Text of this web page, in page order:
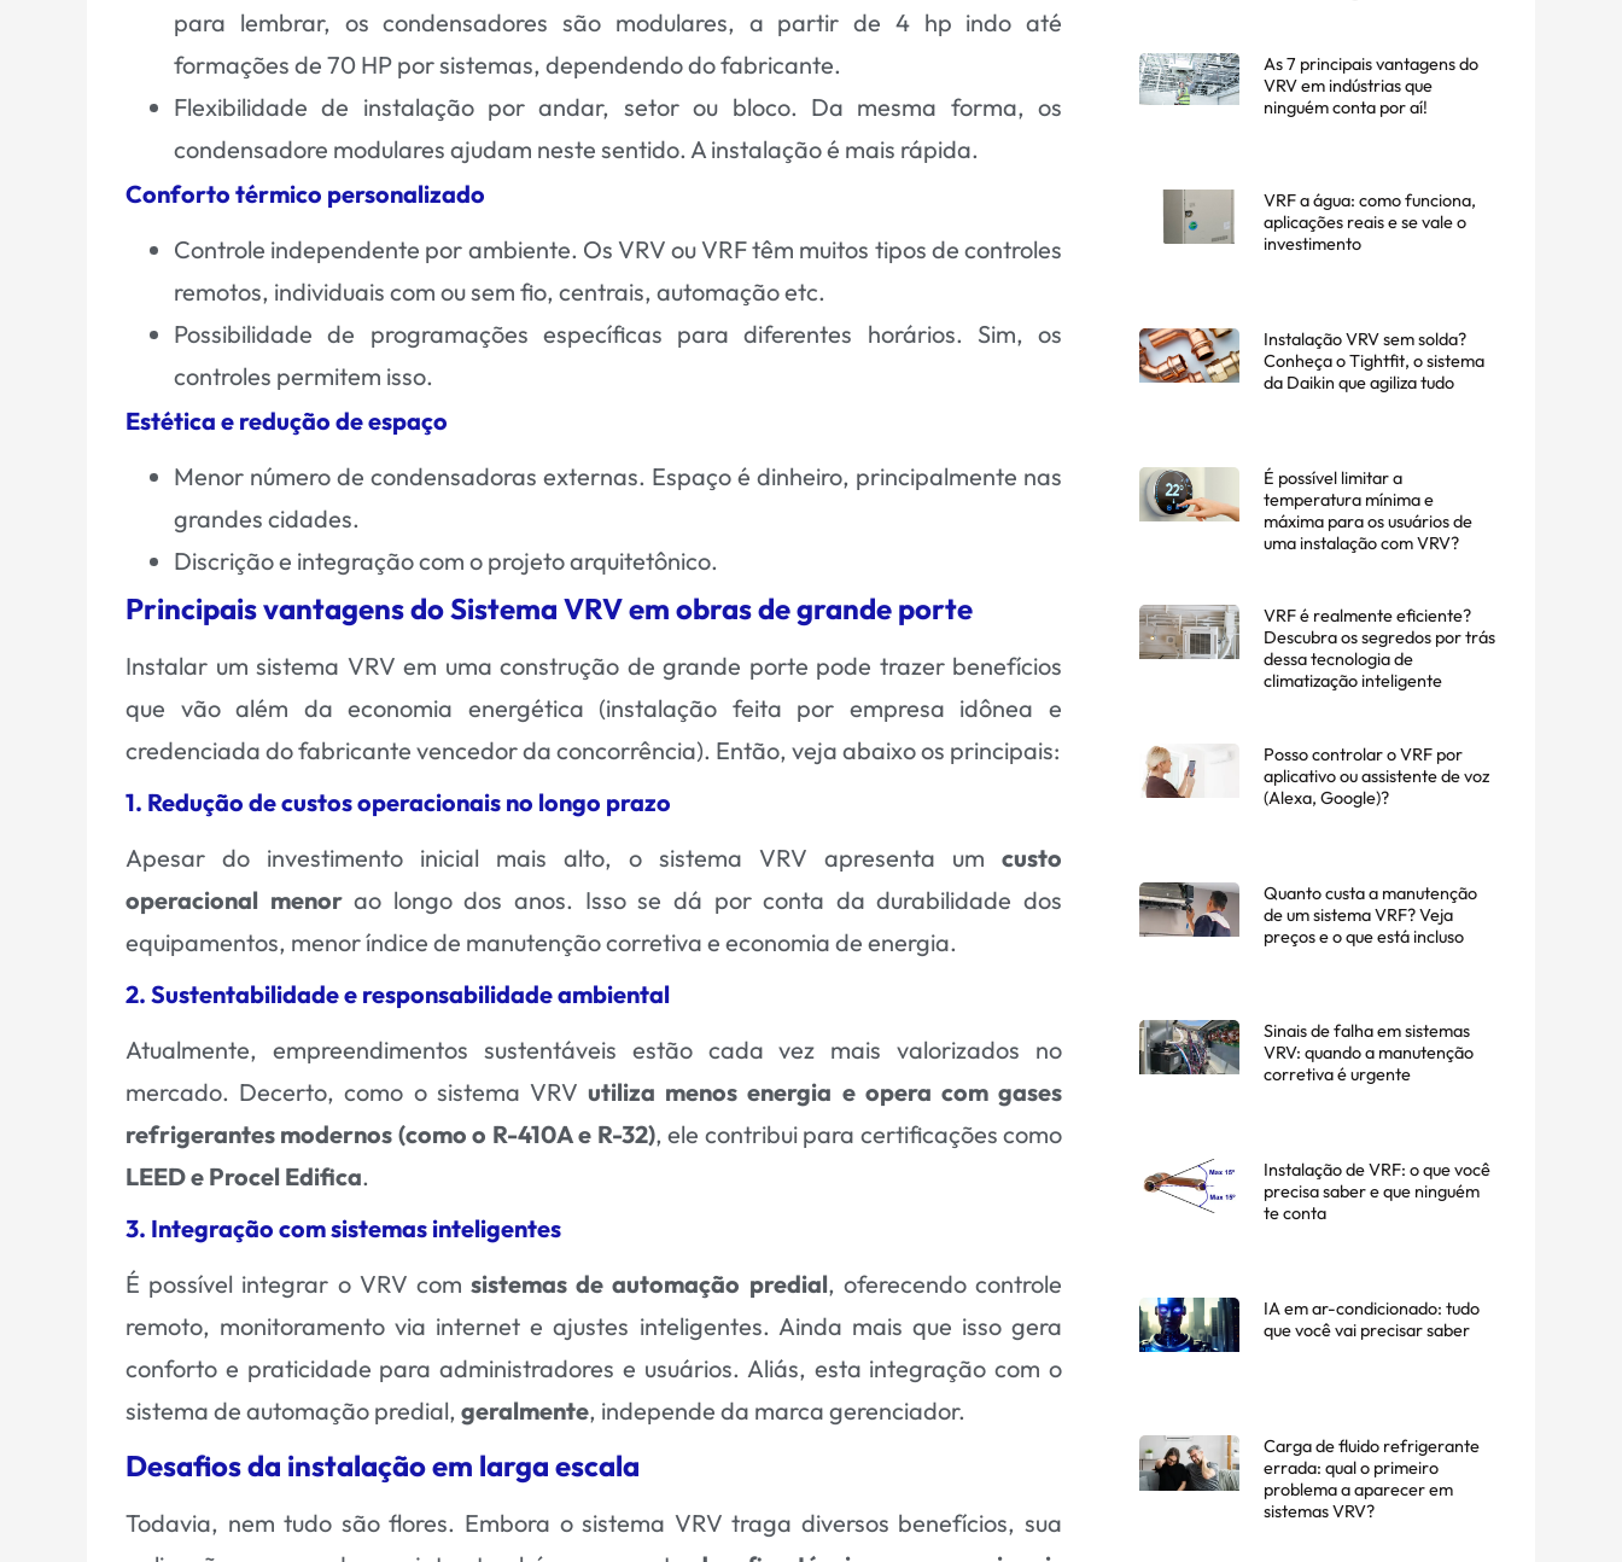
para lembrar, os condensadores são modulares, a partir de 4 hp indo até
formações de 70 HP por sistemas, dependendo do fabricante.
Flexibilidade de instalação por andar, setor ou bloco. Da mesma forma, os
condensadore modulares ajudam neste sentido. A instalação é mais rápida.
Conforto térmico personalizado
Controle independente por ambiente. Os VRV ou VRF têm muitos tipos de controles
remotos, individuais com ou sem fio, centrais, automação etc.
Possibilidade de programações específicas para diferentes horários. Sim, os
controles permitem isso.
Estética e redução de espaço
Menor número de condensadoras externas. Espaço é dinheiro, principalmente nas
grandes cidades.
Discrição e integração com o projeto arquitetônico.
Principais vantagens do Sistema VRV em obras de grande porte
Instalar um sistema VRV em uma construção de grande porte pode trazer benefícios
que vão além da economia energética (instalação feita por empresa idônea e
credenciada do fabricante vencedor da concorrência). Então, veja abaixo os principais:
1. Redução de custos operacionais no longo prazo
Apesar do investimento inicial mais alto, o sistema VRV apresenta um custo
operacional menorao longo dos anos. Isso se dá por conta da durabilidade dos
equipamentos, menor índice de manutenção corretiva e economia de energia.
2. Sustentabilidade e responsabilidade ambiental
Atualmente, empreendimentos sustentáveis estão cada vez mais valorizados no
mercado. Decerto, como o sistema VRV utiliza menos energia e opera com gases
refrigerantes modernos (como o R-410A e R-32), ele contribui para certificações como
LEED e Procel Edifica.
3. Integração com sistemas inteligentes
É possível integrar o VRV comsistemas de automação predial, oferecendo controle
remoto, monitoramento via internet e ajustes inteligentes. Ainda mais que isso gera
conforto e praticidade para administradores e usuários. Aliás, esta integração com o
sistema de automação predial, geralmente, independe da marca gerenciador.
Desafios da instalação em larga escala
Todavia, nem tudo são flores. Embora o sistema VRV traga diversos benefícios, sua
As 7 principais vantagens do
VRV em indústrias que
ninguém conta por aí!
VRF a água: como funciona,
aplicações reais e se vale o
investimento
Instalação VRV sem solda?
Conheça o Tightfit, o sistema
da Daikin que agiliza tudo
É possível limitar a
temperatura mínima e
máxima para os usuários de
uma instalação com VRV?
VRF é realmente eficiente?
Descubra os segredos por trás
dessa tecnologia de
climatização inteligente
Posso controlar o VRF por
aplicativo ou assistente de voz
(Alexa, Google)?
Quanto custa a manutenção
de um sistema VRF? Veja
preços e o que está incluso
Sinais de falha em sistemas
VRV: quando a manutenção
corretiva é urgente
Instalação de VRF: o que você
precisa saber e que ninguém
te conta
IA em ar-condicionado: tudo
que você vai precisar saber
Carga de fluido refrigerante
errada: qual o primeiro
problema a aparecer em
sistemas VRV?